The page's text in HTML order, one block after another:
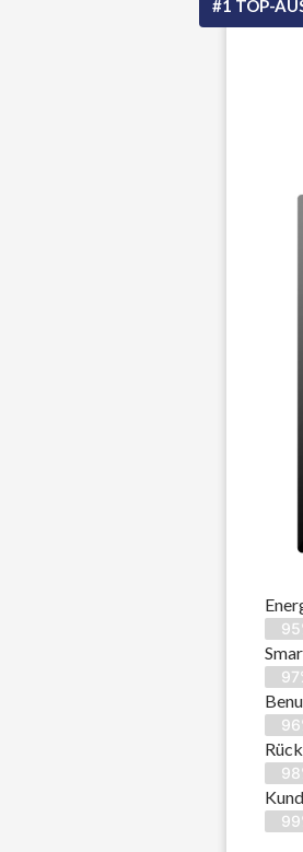
#1 TOP-